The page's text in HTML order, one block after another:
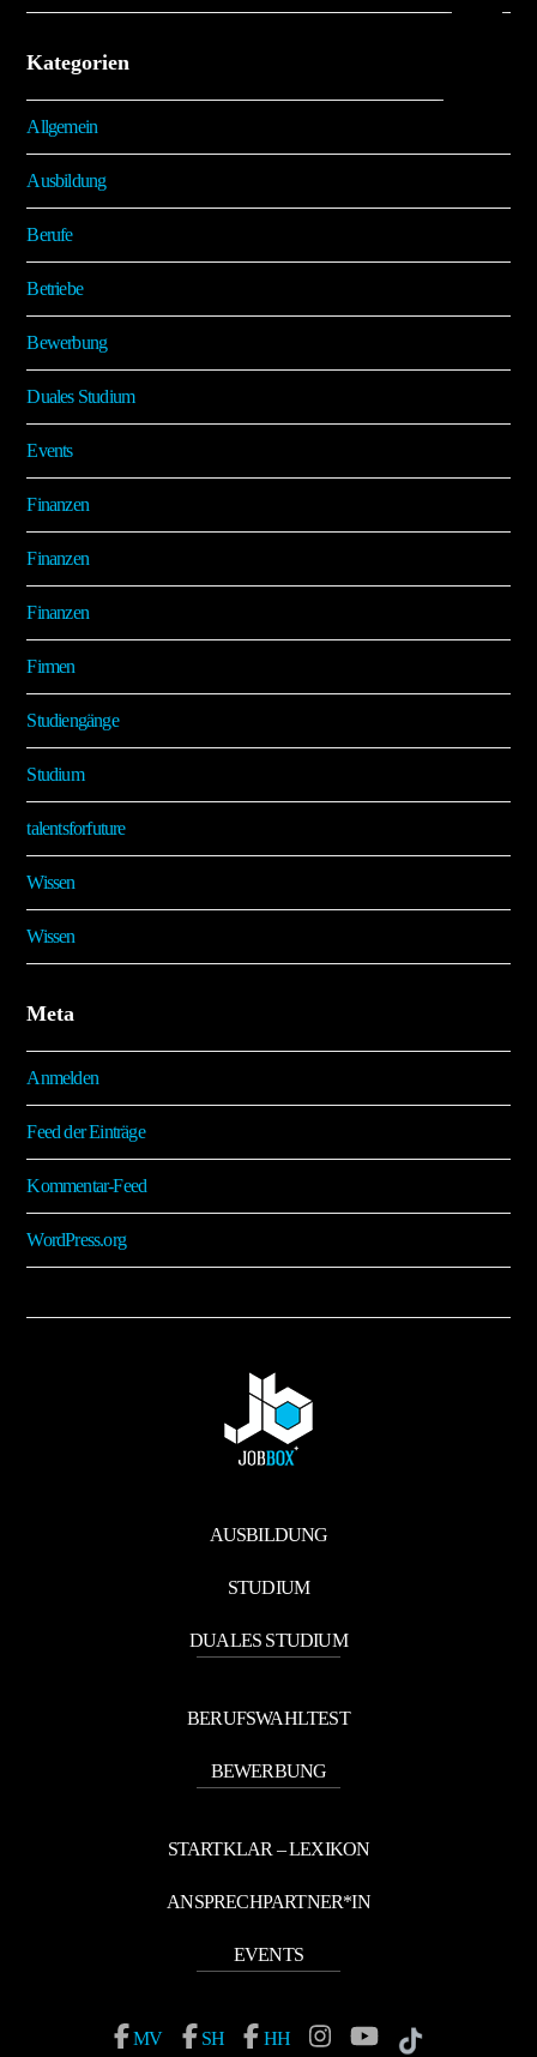
Kategorien
Allgemein
Ausbildung
Berufe
Betriebe
Bewerbung
Duales Studium
Events
Finanzen
Finanzen
Finanzen
Firmen
Studiengänge
Studium
talentsforfuture
Wissen
Wissen
Meta
Anmelden
Feed der Einträge
Kommentar-Feed
WordPress.org
AUSBILDUNG
STUDIUM
DUALES STUDIUM
BERUFSWAHLTEST
BEWERBUNG
STARTKLAR – LEXIKON
ANSPRECHPARTNER*IN
EVENTS
MV SH HH